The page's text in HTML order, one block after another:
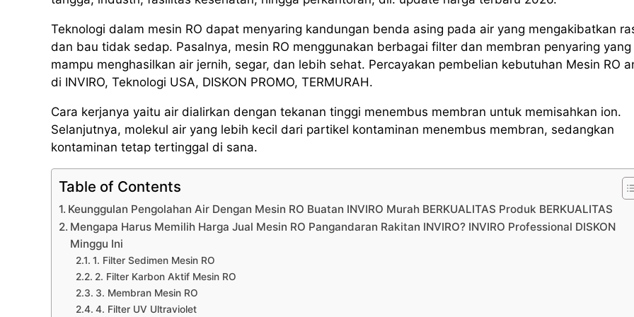
Teknologi dalam mesin RO dapat menyaring kandungan benda asing pada air yang mengakibatkan
dan bau tidak sedap. Pasalnya, mesin RO menggunakan berbagai filter dan membran penyaring yang
mampu menghasilkan air jernih, segar, dan lebih sehat. Percayakan pembelian kebutuhan Mesin RO
di INVIRO, Teknologi USA, DISKON PROMO, TERMURAH.
Cara kerjanya yaitu air dialirkan dengan tekanan tinggi menembus membran untuk memisahkan ion.
Selanjutnya, molekul air yang lebih kecil dari partikel kontaminan menembus membran, sedangkan
kontaminan tetap tertinggal di sana.
Table of Contents
Keunggulan Pengolahan Air Dengan Mesin RO Buatan INVIRO Murah BERKUALITAS Produk BERKUALITAS
Mengapa Harus Memilih Harga Jual Mesin RO Pangandaran Rakitan INVIRO? INVIRO Professional DISKON
Minggu Ini
1. Filter Sedimen Mesin RO
2. Filter Karbon Aktif Mesin RO
3. Membran Mesin RO
4. Filter UV Ultraviolet